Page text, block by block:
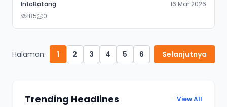
InfoBatang
16 Mar 2026
185
0
Halaman: 1 2 3 4 5 6 Selanjutnya
Trending Headlines View All